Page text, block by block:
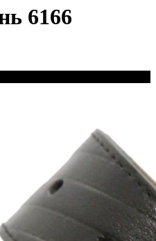
6166